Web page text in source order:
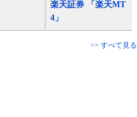
楽天証券 「楽天MT
4」
>> すべて見る